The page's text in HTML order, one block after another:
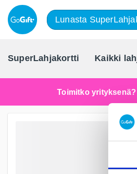
Lunasta
SuperLahjakortti Kaikki
Toimitko yrityksenä?